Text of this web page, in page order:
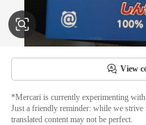
View
*Mercari is currently experimenting with
Just a friendly reminder: while we strive
translated content may not be perfect.